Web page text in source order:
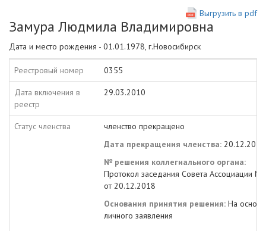
Выгрузить в pdf
Замура Людмила Владимировна
Дата и место рождения - 01.01.1978, г.Новосибирск
Реестровый номер 0355
Дата включения в
реестр
29.03.2010
Статус членства
членство прекращено
Дата прекращения членства: 20.12.2018
№ решения коллегиального органа:
Протокол заседания Совета Ассоциации
от 20.12.2018
Основания принятия решения: На
личного заявления